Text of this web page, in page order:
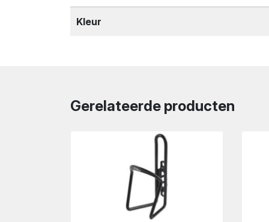
Kleur
Gerelateerde producten